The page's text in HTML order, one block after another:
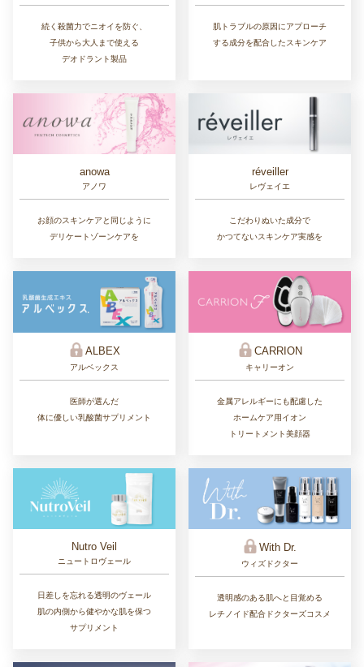
続く殺菌力でニオイを防ぐ、
子供から大人まで使える
デオドラント製品
肌トラブルの原因にアプローチ
する成分を配合したスキンケア
anowa
アノワ
お顔のスキンケアと同じように
デリケートゾーンケアを
réveiller
レヴェイエ
こだわりぬいた成分で
かつてないスキンケア実感を
ALBEX
アルベックス
医師が選んだ
体に優しい乳酸菌サプリメント
CARRION
キャリーオン
金属アレルギーにも配慮した
ホームケア用イオン
トリートメント美顔器
Nutro Veil
ニュートロヴェール
日差しを忘れる透明のヴェール
肌の内側から健やかな肌を保つ
サプリメント
With Dr.
ウィズドクター
透明感のある肌へと目覚める
レチノイド配合ドクターズコスメ